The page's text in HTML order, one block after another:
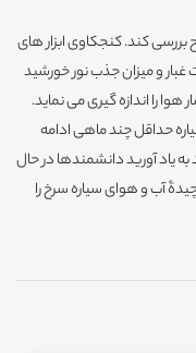
بررسی کند. کنجکاوی ابزار های
غبار و میزان جذب نور خورشید
هوا را اندازه گیری می نماید.
حداقل چند ماهی ادامه
یاد آورید دانشمندها در حال
آب و هوای سیاره سرخ را